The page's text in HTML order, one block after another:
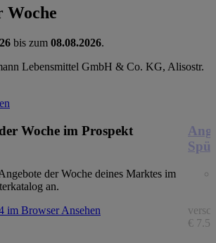
Woche
bis zum 08.08.2026.
Lebensmittel GmbH & Co. KG, Alisostr.
Woche im Prospekt
der Woche deines Marktes im
an.
im BrowserAnsehen
€